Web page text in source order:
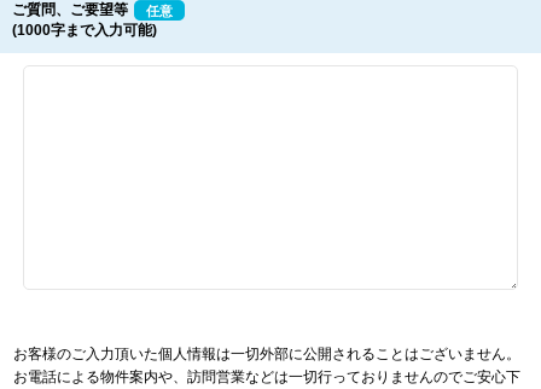
ご質問、ご要望等 任意
(1000字まで入力可能)
お客様のご入力頂いた個人情報は一切外部に公開されることはございません。
お電話による物件案内や、訪問営業などは一切行っておりませんのでご安心下